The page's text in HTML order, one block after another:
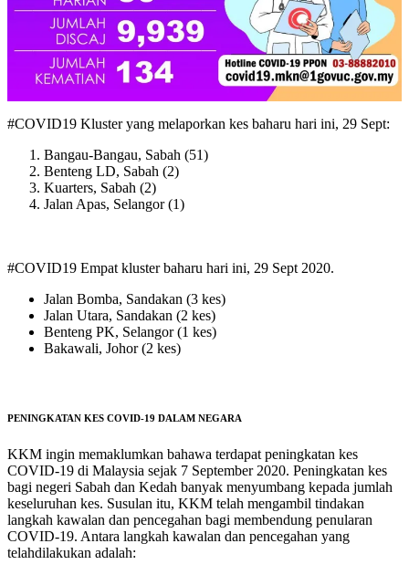
#COVID19 Kluster yang melaporkan kes baharu hari ini, 29 Sept:
Bangau-Bangau, Sabah (51)
Benteng LD, Sabah (2)
Kuarters, Sabah (2)
Jalan Apas, Selangor (1)
#COVID19 Empat kluster baharu hari ini, 29 Sept 2020.
Jalan Bomba, Sandakan (3 kes)
Jalan Utara, Sandakan (2 kes)
Benteng PK, Selangor (1 kes)
Bakawali, Johor (2 kes)
PENINGKATAN KES COVID-19 DALAM NEGARA
KKM ingin memaklumkan bahawa terdapat peningkatan kes
COVID-19 di Malaysia sejak 7 September 2020. Peningkatan kes
bagi negeri Sabah dan Kedah banyak menyumbang kepada jumlah
keseluruhan kes. Susulan itu, KKM telah mengambil tindakan
langkah kawalan dan pencegahan bagi membendung penularan
COVID-19. Antara langkah kawalan dan pencegahan yang
telahdilakukan adalah: